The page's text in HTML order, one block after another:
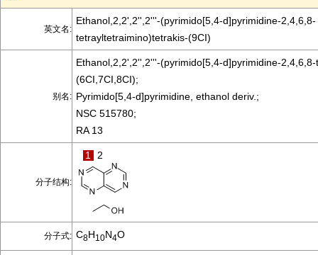
英文名:
Ethanol,2,2',2'',2'''-(pyrimido[5,4-d]pyrimidine-2,4,6,8-
tetrayltetraimino)tetrakis-(9CI)
别名:
Ethanol,2,2',2'',2'''-(pyrimido[5,4-d]pyrimidine-
(6CI,7CI,8CI);
Pyrimido[5,4-d]pyrimidine, ethanol deriv.;
NSC 515780;
RA 13
分子结构:
1 2
分子式: C8H10N4O